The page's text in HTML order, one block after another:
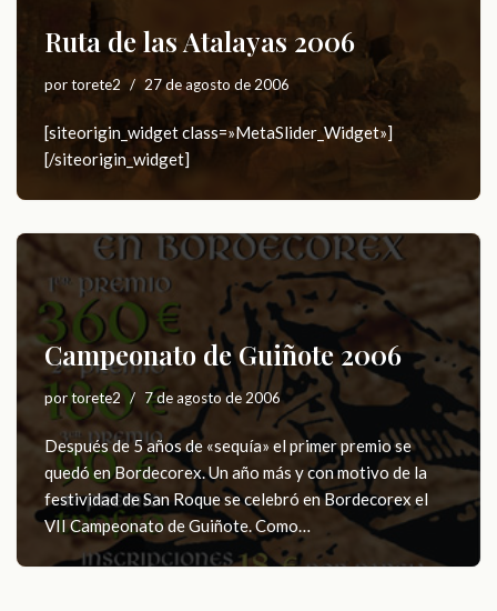
Ruta de las Atalayas 2006
portorete2 27 de agosto de 2006
[siteorigin_widget class=»MetaSlider_Widget»]
[/siteorigin_widget]
Campeonato de Guiñote 2006
portorete2 7 de agosto de 2006
Después de 5 años de «sequía» el primer premio se
quedó en Bordecorex. Un año más y con motivo de la
festividad de San Roque se celebró en Bordecorex el
VII Campeonato de Guiñote. Como…